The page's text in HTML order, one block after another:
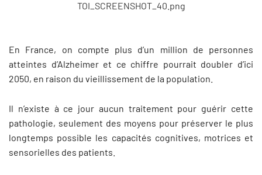
En France, on compte plus d’un million de personnes
atteintes d’Alzheimer et ce chiffre pourrait doubler d’ici
2050, en raison du vieillissement de la population.
Il n’existe à ce jour aucun traitement pour guérir cette
pathologie, seulement des moyens pour préserver le plus
longtemps possible les capacités cognitives, motrices et
sensorielles des patients.